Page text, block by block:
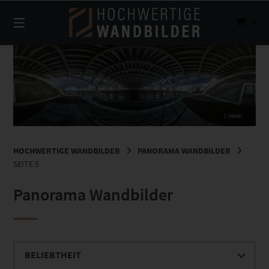
zum
Inhalt
HOCHWERTIGE WANDBILDER
PANORAMA WANDBILDER
SEITE 5
Panorama Wandbilder